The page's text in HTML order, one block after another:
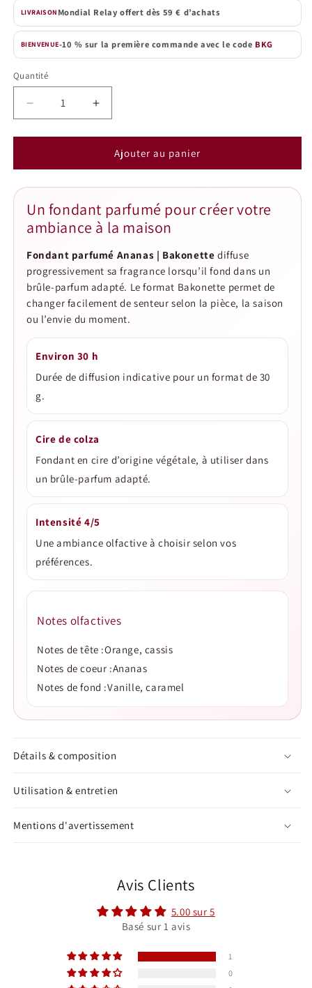
LIVRAISON Mondial Relay offert dès 59 € d’achats
BIENVENUE-10 % sur la première commande avec le code BKG
Quantité
Quantité
Réduire
la
quantité
Fondant
|
Bakonette
Augmenter
la
quantité
Fondant
|
Bakonette
Ajouter au panier
Un fondant parfumé pour créer votre
ambiance à la maison
Fondant parfumé Ananas | Bakonette diffuse
progressivement sa fragrance lorsqu’il fond dans un
brûle-parfum adapté. Le format Bakonette permet de
changer facilement de senteur selon la pièce, la saison
ou l’envie du moment.
Environ 30 h
Durée de diffusion indicative pour un format de 30
g.
Cire de colza
Fondant en cire d’origine végétale, à utiliser dans
un brûle-parfum adapté.
Intensité 4/5
Une ambiance olfactive à choisir selon vos
préférences.
Notes olfactives
Notes de tête :Orange, cassis
Notes de coeur :Ananas
Notes de fond :Vanille, caramel
Détails & composition
Utilisation & entretien
Mentions d'avertissement
Avis Clients
5.00 sur 5
Basé sur 1 avis
1
0